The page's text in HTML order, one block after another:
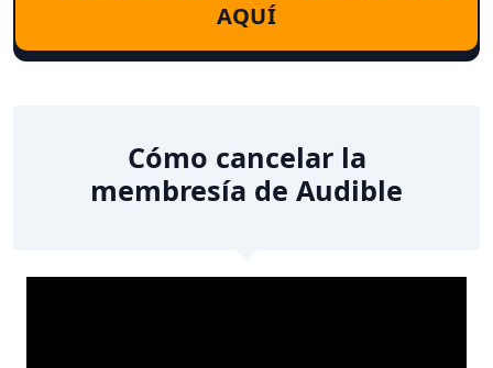
AQUÍ
Cómo cancelar la
membresía de Audible